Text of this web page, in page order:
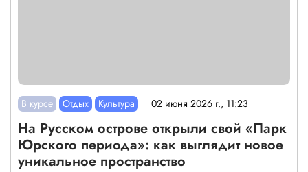
В курсе Отдых Культура 02 июня 2026 г., 11:23
На Русском острове открыли свой «Парк
Юрского периода»: как выглядит новое
уникальное пространство